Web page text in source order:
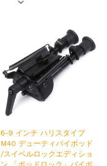
6-9 インチ ハリスタイプ
M40 デューティバイポッド
/スイベルロックエディショ